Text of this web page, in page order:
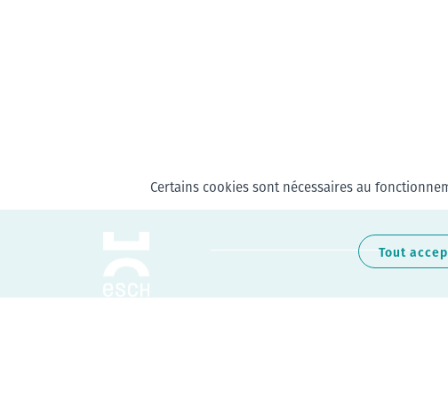
Certains cookies sont nécessaires au
Tout